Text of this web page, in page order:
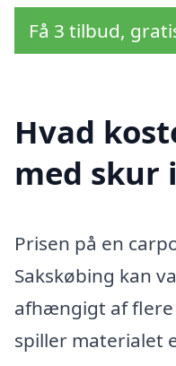
Få 3 tilbud,
Hvad
med skur
Prisen på en
Sakskøbing kan
afhængigt af
spiller materialet